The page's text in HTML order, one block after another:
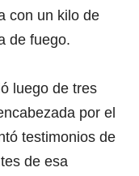
con un kilo de
de fuego.
luego de tres
por el
testimonios de
de esa